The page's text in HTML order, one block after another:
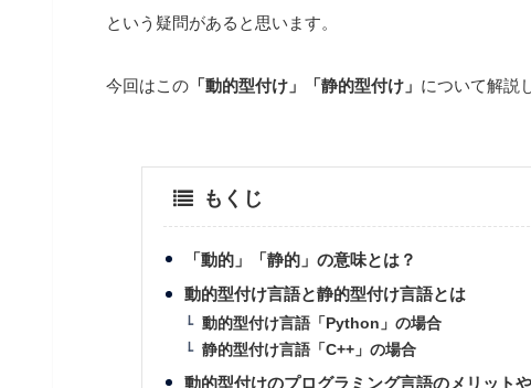
という疑問があると思います。
今回はこの 「動的型付け」「静的型付け」 について解説
もくじ
「動的」「静的」の意味とは？
動的型付け言語と静的型付け言語とは
動的型付け言語「Python」の場合
静的型付け言語「C++」の場合
動的型付けのプログラミング言語のメリット